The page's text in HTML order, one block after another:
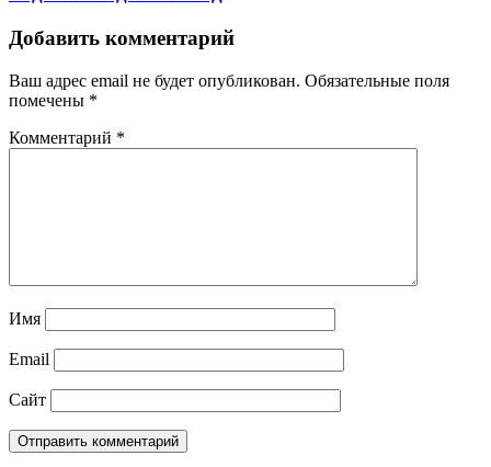
Добавить комментарий
Ваш адрес email не будет опубликован. Обязательные поля
помечены *
Комментарий *
Имя
Email
Сайт